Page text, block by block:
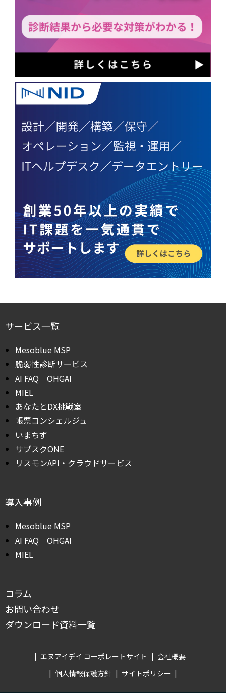
サービス一覧
Mesoblue MSP
脆弱性診断サービス
AI FAQ OHGAI
MIEL
あなたとDX挑戦室
帳票コンシェルジュ
いまちず
サブスクONE
リスモンAPI・クラウドサービス
導入事例
Mesoblue MSP
AI FAQ OHGAI
MIEL
コラム
お問い合わせ
ダウンロード資料一覧
エヌアイデイ コーポレートサイト
会社概要
個人情報保護方針
サイトポリシー